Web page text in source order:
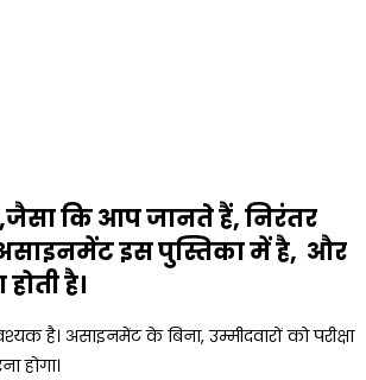
कि आप जानते हैं, निरंतर
इस पुस्तिका में है, और
है।
है। असाइनमेंट के बिना, उम्मीदवारों को परीक्षा
होगा।